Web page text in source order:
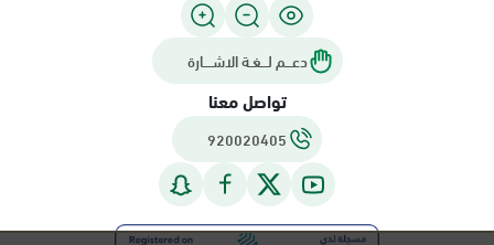
دعـــم لـــغـة الاشــــارة
تواصل معنا
920020405